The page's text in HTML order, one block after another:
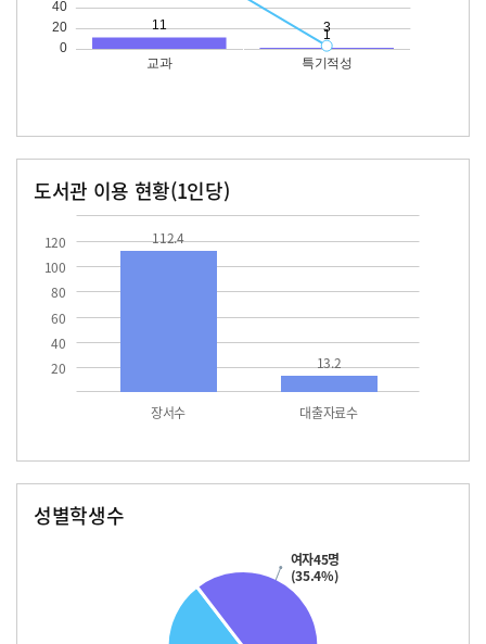
도서관 이용 현황(1인당)
20
40
60
80
100
120
장서수 대출자료수
112.4
13.2
성별학생수
여자45명
(35.4%)